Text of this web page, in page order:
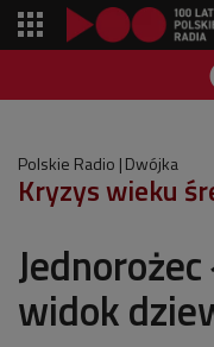
Polskie Radio Dwójka
Kryzys wieku
widok